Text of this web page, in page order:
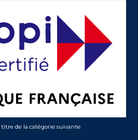
de la catégorie suivante